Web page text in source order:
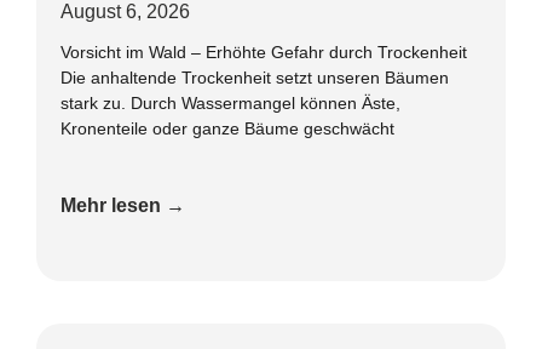
August 6, 2026
Vorsicht im Wald – Erhöhte Gefahr durch Trockenheit
Die anhaltende Trockenheit setzt unseren Bäumen
stark zu. Durch Wassermangel können Äste,
Kronenteile oder ganze Bäume geschwächt
Mehr lesen →